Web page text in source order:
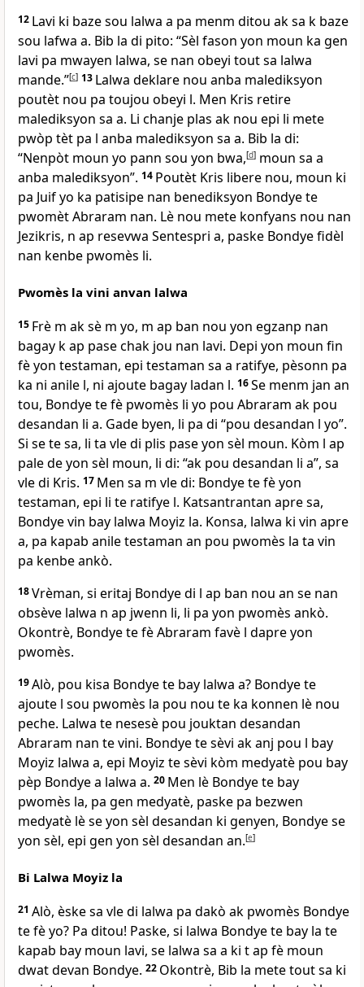
12 Lavi ki baze sou lalwa a pa menm ditou ak sa k baze
sou lafwa a. Bib la di pito: “Sèl fason yon moun ka gen
lavi pa mwayen lalwa, se nan obeyi tout sa lalwa
mande.”[c] 13 Lalwa deklare nou anba malediksyon
poutèt nou pa toujou obeyi l. Men Kris retire
malediksyon sa a. Li chanje plas ak nou epi li mete
pwòp tèt pa l anba malediksyon sa a. Bib la di:
“Nenpòt moun yo pann sou yon bwa,[d] moun sa a
anba malediksyon”. 14 Poutèt Kris libere nou, moun ki
pa Juif yo ka patisipe nan benediksyon Bondye te
pwomèt Abraram nan. Lè nou mete konfyans nou nan
Jezikris, n ap resevwa Sentespri a, paske Bondye fidèl
nan kenbe pwomès li.
Pwomès la vini anvan lalwa
15 Frè m ak sè m yo, m ap ban nou yon egzanp nan
bagay k ap pase chak jou nan lavi. Depi yon moun fin
fè yon testaman, epi testaman sa a ratifye, pèsonn pa
ka ni anile l, ni ajoute bagay ladan l. 16Se menm jan an
tou, Bondye te fè pwomès li yo pou Abraram ak pou
desandan li a. Gade byen, li pa di “pou desandan l yo”.
Si se te sa, li ta vle di plis pase yon sèl moun. Kòm l ap
pale de yon sèl moun, li di: “ak pou desandan li a”, sa
vle di Kris. 17 Men sa m vle di: Bondye te fè yon
testaman, epi li te ratifye l. Katsantrantan apre sa,
Bondye vin bay lalwa Moyiz la. Konsa, lalwa ki vin apre
a, pa kapab anile testaman an pou pwomès la ta vin
pa kenbe ankò.
18Vrèman, si eritaj Bondye di l ap ban nou an se nan
obsève lalwa n ap jwenn li, li pa yon pwomès ankò.
Okontrè, Bondye te fè Abraram favè l dapre yon
pwomès.
19Alò, pou kisa Bondye te bay lalwa a? Bondye te
ajoute l sou pwomès la pou nou te ka konnen lè nou
peche. Lalwa te nesesè pou jouktan desandan
Abraram nan te vini. Bondye te sèvi ak anj pou l bay
Moyiz lalwa a, epi Moyiz te sèvi kòm medyatè pou bay
pèp Bondye a lalwa a. 20 Men lè Bondye te bay
pwomès la, pa gen medyatè, paske pa bezwen
medyatè lè se yon sèl desandan ki genyen, Bondye se
yon sèl, epi gen yon sèl desandan an.[e]
Bi Lalwa Moyiz la
21 Alò, èske sa vle di lalwa pa dakò ak pwomès Bondye
te fè yo? Pa ditou! Paske, si lalwa Bondye te bay la te
kapab bay moun lavi, se lalwa sa a ki t ap fè moun
dwat devan Bondye. 22 Okontrè, Bib la mete tout sa ki